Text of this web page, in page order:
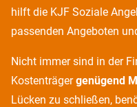
hilft die KJF Soziale
passenden Angeboten
Nicht immer sind in der
Kostenträgergenügend
Lücken zu schließen,